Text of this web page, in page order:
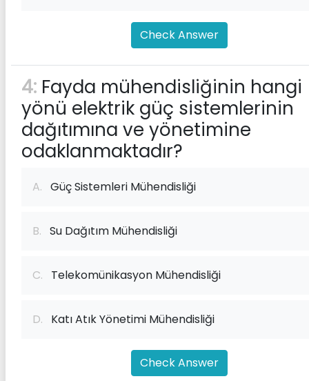
Check Answer
4: Fayda mühendisliğinin hangi
yönü elektrik güç sistemlerinin
dağıtımına ve yönetimine
odaklanmaktadır?
A. Güç Sistemleri Mühendisliği
B. Su Dağıtım Mühendisliği
C. Telekomünikasyon Mühendisliği
D. Katı Atık Yönetimi Mühendisliği
Check Answer